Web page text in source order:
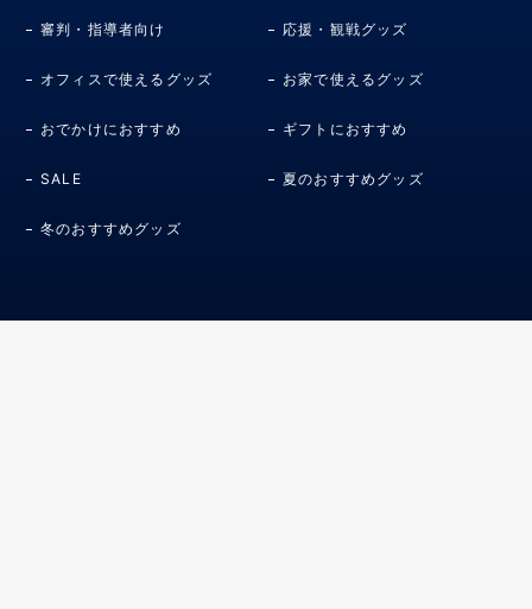
審判・指導者向け 応援・観戦グッズ
オフィスで使えるグッズ お家で使えるグッズ
おでかけにおすすめ ギフトにおすすめ
SALE 夏のおすすめグッズ
冬のおすすめグッズ